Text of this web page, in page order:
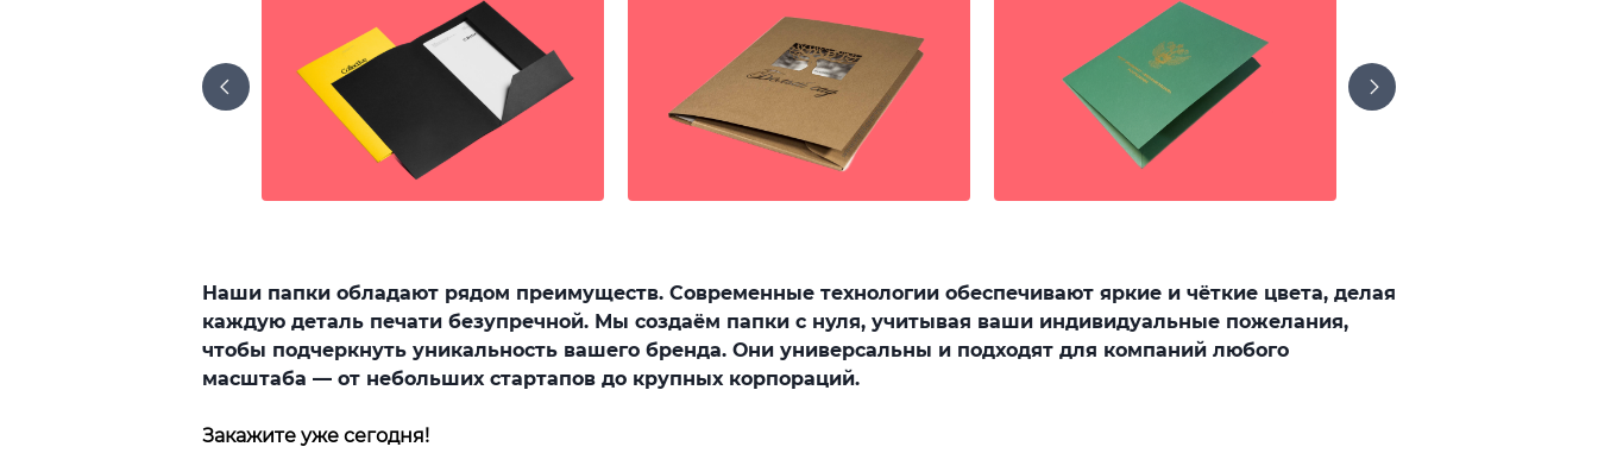
Наши папки обладают рядом преимуществ. Современные технологии обеспечивают яркие и чёткие цвета, делая
каждую деталь печати безупречной. Мы создаём папки с нуля, учитывая ваши индивидуальные пожелания,
чтобы подчеркнуть уникальность вашего бренда. Они универсальны и подходят для компаний любого
масштаба — от небольших стартапов до крупных корпораций.
Закажите уже сегодня!